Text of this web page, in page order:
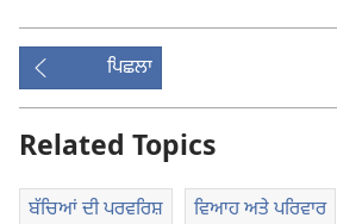
ਪਿਛਲਾ
Related Topics
ਬੱਚਿਆਂ ਦੀ ਪਰਵਰਿਸ਼ ਵਿਆਹ ਅਤੇ ਪਰਿਵਾਰ